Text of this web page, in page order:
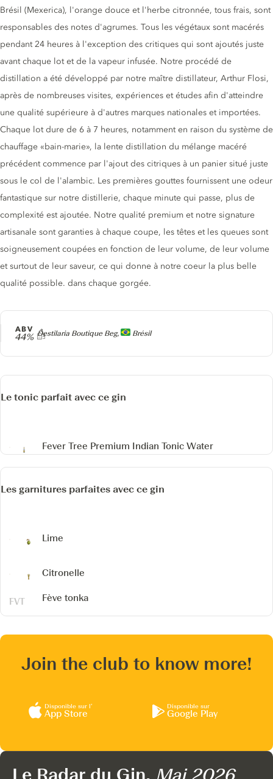
Producteur
Destilaria Boutique Beg, Brésil
ABV
44%
Brésil (Mexerica), l'orange douce et l'herbe citronnée, tous frais, sont
responsables des notes d'agrumes. Tous les végétaux sont macérés
pendant 24 heures à l'exception des critiques qui sont ajoutés juste
avant chaque lot et de la vapeur infusée. Notre procédé de
distillation a été développé par notre maître distillateur, Arthur Flosi,
après de nombreuses visites, expériences et études afin d'atteindre
une qualité supérieure à d'autres marques nationales et importées.
Chaque lot dure de 6 à 7 heures, notamment en raison du système de
chauffage «bain-marie», la lente distillation du mélange macéré
précédent commence par l'ajout des citriques à un panier situé juste
sous le col de l'alambic. Les premières gouttes fournissent une odeur
fantastique sur notre distillerie, chaque minute qui passe, plus de
complexité est ajoutée. Notre qualité premium et notre signature
artisanale sont garanties à chaque coupe, les têtes et les queues sont
soigneusement coupées en fonction de leur volume, de leur volume
et surtout de leur saveur, ce qui donne à notre coeur la plus belle
qualité possible. dans chaque gorgée.
Le tonic parfait avec ce gin
Fever Tree Premium Indian Tonic Water
Les garnitures parfaites avec ce gin
Lime
Citronelle
Fève tonka
Join the club to know more!
Disponible sur l’
App Store
Disponible sur
Google Play
Le Radar du Gin, Mai 2026